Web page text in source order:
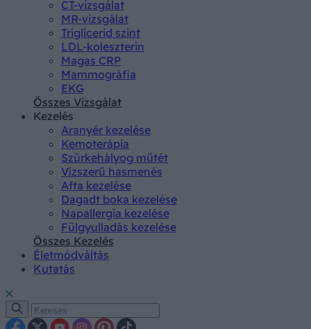
CT-vizsgálat
MR-vizsgálat
Triglicerid szint
LDL-koleszterin
Magas CRP
Mammográfia
EKG
Összes Vizsgálat
Kezelés
Aranyér kezelése
Kemoterápia
Szürkehályog műtét
Vízszerű hasmenés
Afta kezelése
Dagadt boka kezelése
Napallergia kezelése
Fülgyulladás kezelése
Összes Kezelés
Életmódváltás
Kutatás